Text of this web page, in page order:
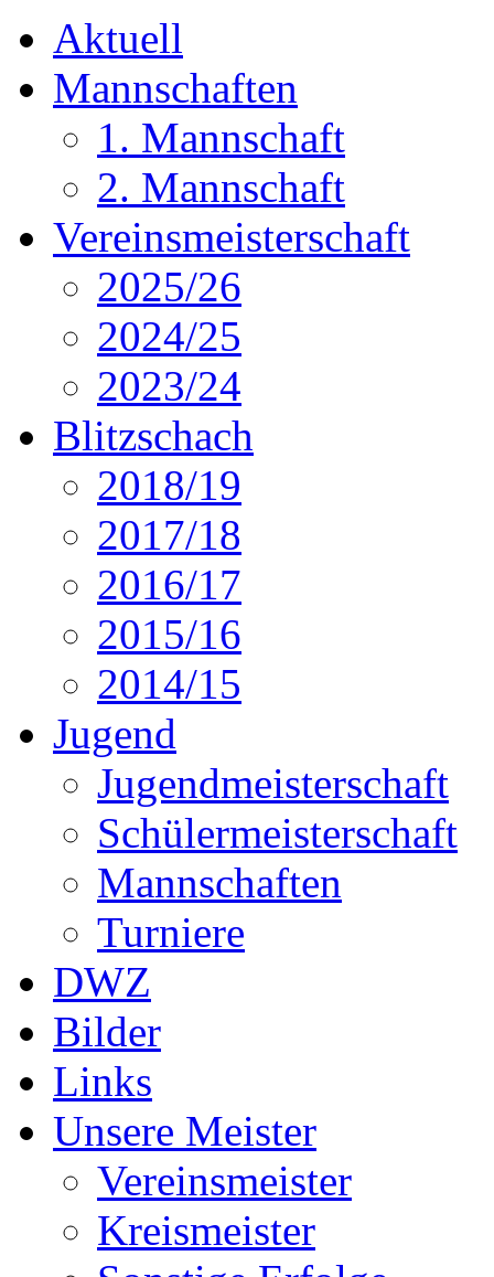
2. Mannschaft
Vereinsmeisterschaft
2025/26
2024/25
2023/24
Blitzschach
2018/19
2017/18
2016/17
2015/16
2014/15
Jugend
Jugendmeisterschaft
Schülermeisterschaft
Mannschaften
Turniere
DWZ
Bilder
Links
Unsere Meister
Vereinsmeister
Kreismeister
Sonstige Erfolge
Partien